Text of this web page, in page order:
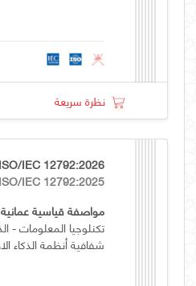
نظرة سريعة
IEC 12792:2026
ISO/IEC 12792:2025
مواصفة قياسية عمانية
تكنلوجيا المعلومات -
شفافية أنظمة الذكاء